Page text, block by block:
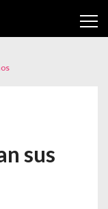
sus